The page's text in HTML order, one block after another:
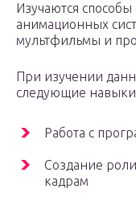
Изучаются
анимационных
мультфильмы и
При изучении
следующие
Работа с
Создание
кадрам